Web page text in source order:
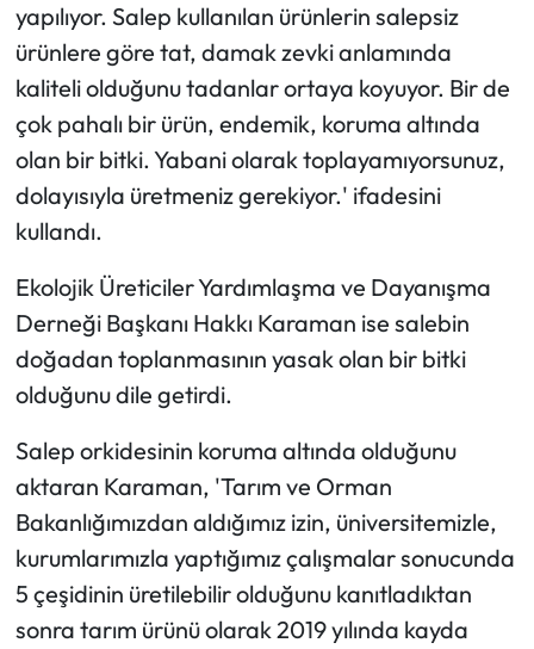
yapılıyor. Salep kullanılan ürünlerin salepsiz
ürünlere göre tat, damak zevki anlamında
kaliteli olduğunu tadanlar ortaya koyuyor. Bir de
çok pahalı bir ürün, endemik, koruma altında
olan bir bitki. Yabani olarak toplayamıyorsunuz,
dolayısıyla üretmeniz gerekiyor.' ifadesini
kullandı.
Ekolojik Üreticiler Yardımlaşma ve Dayanışma
Derneği Başkanı Hakkı Karaman ise salebin
doğadan toplanmasının yasak olan bir bitki
olduğunu dile getirdi.
Salep orkidesinin koruma altında olduğunu
aktaran Karaman, 'Tarım ve Orman
Bakanlığımızdan aldığımız izin, üniversitemizle,
kurumlarımızla yaptığımız çalışmalar sonucunda
5 çeşidinin üretilebilir olduğunu kanıtladıktan
sonra tarım ürünü olarak 2019 yılında kayda